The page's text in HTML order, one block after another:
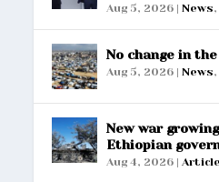
Aug 5, 2026 |News
No change in
Aug 5, 2026 |News
New war
Ethiopian
Aug 4, 2026 |